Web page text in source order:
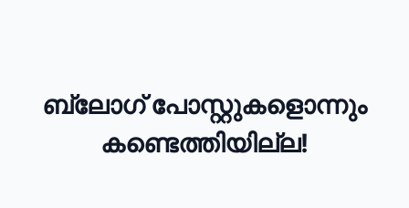
ബ്ലോഗ് പോസ്റ്റുകളൊന്നും
കണ്ടെത്തിയില്ല!